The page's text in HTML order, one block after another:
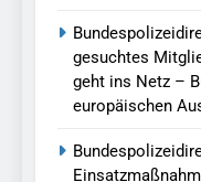
gesuchtes
geht ins Netz –
europäischen